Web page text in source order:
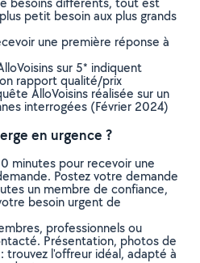
petit besoin aux plus grands
une première réponse à
sur 5* indiquent
rapport qualité/prix
AlloVoisins réalisée sur un
interrogées (Février 2024)
en urgence ?
minutes pour recevoir une
Postez votre demande
un membre de confiance,
besoin urgent de
professionnels ou
Présentation, photos de
trouvez l'offreur idéal, adapté à